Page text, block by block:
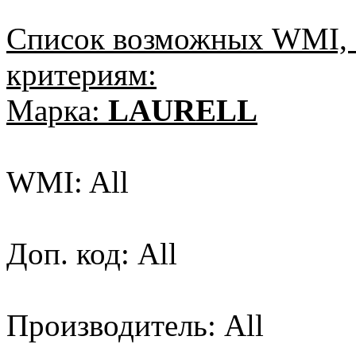
Список возможных
критериям:
Марка: LAURELL
WMI: All
Доп. код: All
Производитель: All